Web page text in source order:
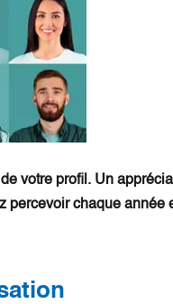
votre profil. Un
percevoir chaque année